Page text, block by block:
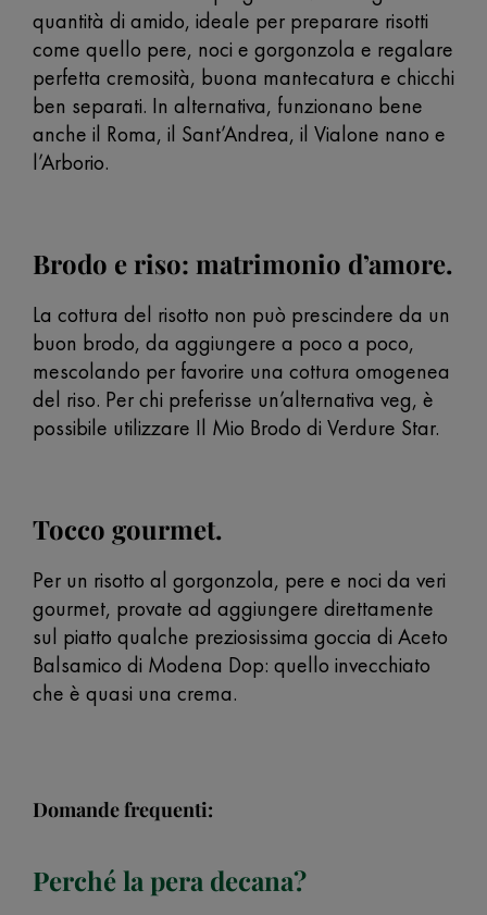
quantità di amido, ideale per preparare risotti
come quello pere, noci e gorgonzola e regalare
perfetta cremosità, buona mantecatura e chicchi
ben separati. In alternativa, funzionano bene
anche il Roma, il Sant’Andrea, il Vialone nano e
l’Arborio.
Brodo e riso: matrimonio d’amore.
La cottura del risotto non può prescindere da un
buon brodo, da aggiungere a poco a poco,
mescolando per favorire una cottura omogenea
del riso. Per chi preferisse un’alternativa veg, è
possibile utilizzare Il Mio Brodo di Verdure Star.
Tocco gourmet.
Per un risotto al gorgonzola, pere e noci da veri
gourmet, provate ad aggiungere direttamente
sul piatto qualche preziosissima goccia di Aceto
Balsamico di Modena Dop: quello invecchiato
che è quasi una crema.
Domande frequenti:
Perché la pera decana?